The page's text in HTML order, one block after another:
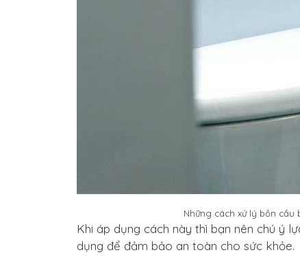
Những cách xử lý bồn cầu
Khi áp dụng cách này thì bạn nên chú ý
dụng để đảm bảo an toàn cho sức khỏe.